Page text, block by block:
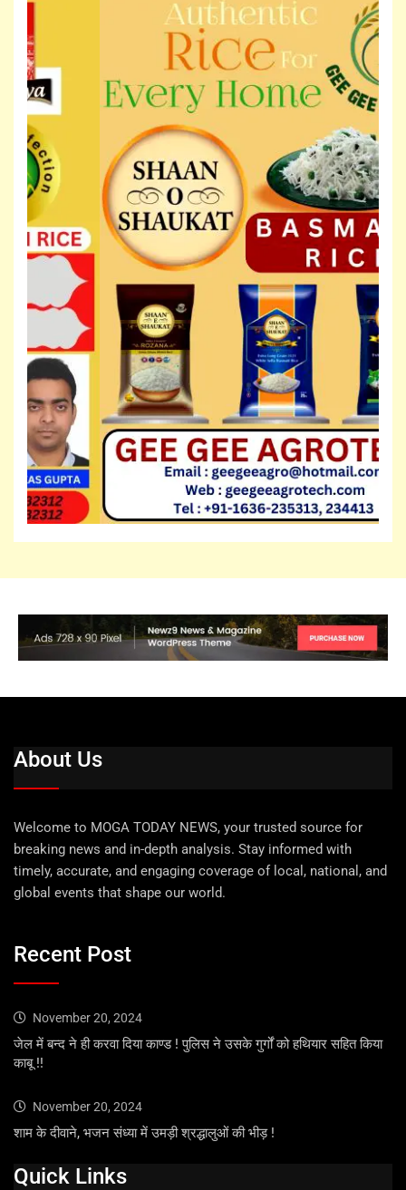
About Us
Welcome to MOGA TODAY NEWS, your trusted source for
breaking news and in-depth analysis. Stay informed with
timely, accurate, and engaging coverage of local, national, and
global events that shape our world.
Recent Post
November 20, 2024
जेल में बन्द ने ही करवा दिया काण्ड ! पुलिस ने उसके गुर्गों को हथियार सहित किया
काबू !!
November 20, 2024
शाम के दीवाने, भजन संध्या में उमड़ी श्रद्धालुओं की भीड़ !
Quick Links